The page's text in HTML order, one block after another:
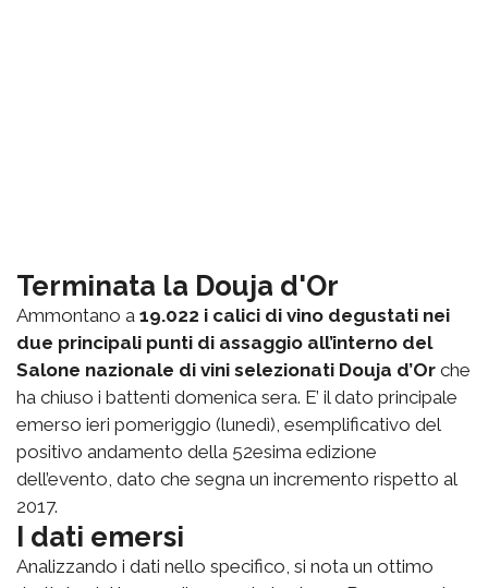
Terminata la Douja d'Or
Ammontano a 19.022 i calici di vino degustati nei
due principali punti di assaggio all’interno del
Salone nazionale di vini selezionati Douja d’Or che
ha chiuso i battenti domenica sera. E’ il dato principale
emerso ieri pomeriggio (lunedì), esemplificativo del
positivo andamento della 52esima edizione
dell’evento, dato che segna un incremento rispetto al
2017.
I dati emersi
Analizzando i dati nello specifico, si nota un ottimo